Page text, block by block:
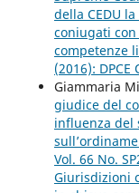
della CEDU
coniugati
competenze
(2016):
Giammaria
giudice del
influenza del
Vol. 66 No.
Giurisdizioni